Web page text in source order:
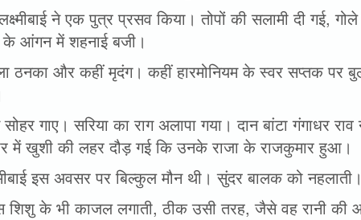
लक्ष्मीबाई ने एक पुत्र प्रसव किया। तोपों की सलामी दी गई,
के आंगन में शहनाई बजी।
ठनका और कहीं मृदंग। कहीं हारमोनियम के स्वर सप्तक पर
गाए। सरिया का राग अलापा गया। दान बांटा गंगाधर
में खुशी की लहर दौड़ गई कि उनके राजा के राजकुमार हुआ।
इस अवसर पर बिल्कुल मौन थी। सुंदर बालक को
शिशु के भी काजल लगाती, ठीक उसी तरह, जैसे वह रानी